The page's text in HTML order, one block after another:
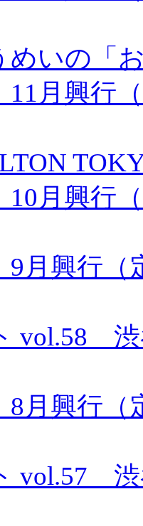
めいの「
11月興行
10月興行
9月興行
vol.58
8月興行
vol.57